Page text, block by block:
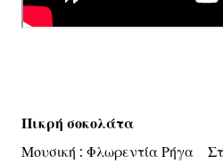
Πικρή σοκολάτα
Μουσική : Φλωρεντία Ρήγα